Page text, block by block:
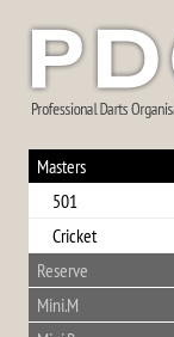
Masters
501
Cricket
Reserve
Mini.M